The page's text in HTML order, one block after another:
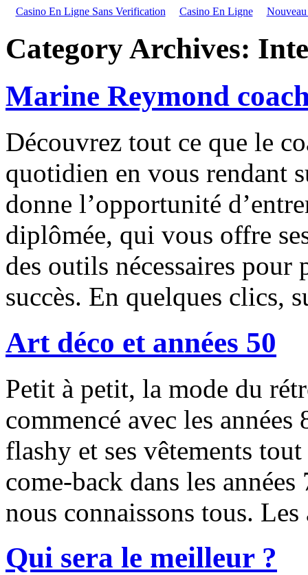
Casino En Ligne Sans Verification Casino En Ligne
Category Archives:
Marine Reymond
Découvrez tout ce que le
quotidien en vous rendant
donne l’opportunité
diplômée, qui vous offre
des outils nécessaires
succès. En quelques clics,
Art déco et années 50
Petit à petit, la mode du
commencé avec les années
flashy et ses vêtements
come-back dans les
nous connaissons tous.
Qui sera le meilleur ?